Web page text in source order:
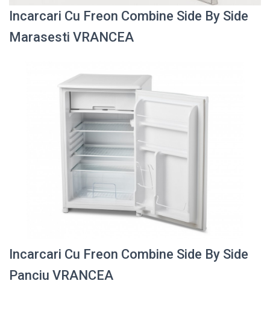
Incarcari Cu Freon Combine Side By Side
Marasesti VRANCEA
Incarcari Cu Freon Combine Side By Side
Panciu VRANCEA